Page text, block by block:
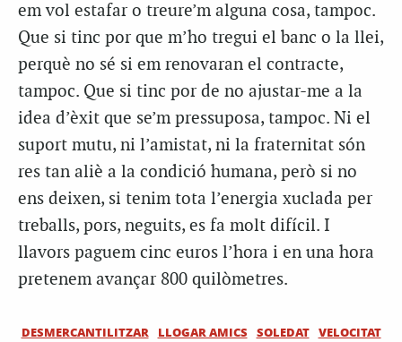
em vol estafar o treure’m alguna cosa, tampoc.
Que si tinc por que m’ho tregui el banc o la llei,
perquè no sé si em renovaran el contracte,
tampoc. Que si tinc por de no ajustar-me a la
idea d’èxit que se’m pressuposa, tampoc. Ni el
suport mutu, ni l’amistat, ni la fraternitat són
res tan aliè a la condició humana, però si no
ens deixen, si tenim tota l’energia xuclada per
treballs, pors, neguits, es fa molt difícil. I
llavors paguem cinc euros l’hora i en una hora
pretenem avançar 800 quilòmetres.
DESMERCANTILITZAR LLOGAR AMICS SOLEDAT VELOCITAT